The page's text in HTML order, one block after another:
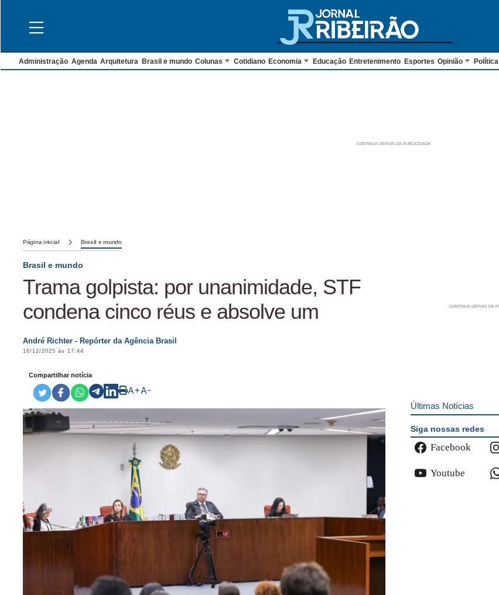
Administração Agenda Arquitetura Brasil e mundo Colunas Cotidiano Economia Educação Entretenimento Esportes Opinião Política
Página inicial Brasil e mundo
Brasil e mundo
Trama golpista: por unanimidade, STF
condena cinco réus e absolve um
André Richter - Repórter da Agência Brasil
16/12/2025 às 17:44
Compartilhar notícia
A+A-
Últimas Notícias
Siga nossas redes
Facebook
Youtube